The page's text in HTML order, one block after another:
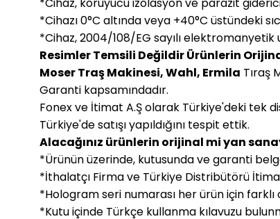
*Cihaz, koruyucu izolâsyon ve parazit
*Cihazı 0°C altında veya +40°C üstündeki
*Cihaz, 2004/108/EG sayılı
Resimler Temsili Değildir Ürünlerin
Moser Traş Makinesi, Wahl, Ermila Tıraş
Garanti kapsamındadır.
Fonex ve İtimat A.Ş olarak Türkiye'deki tek
Türkiye'de satışı yapıldığını tespit ettik.
Alacağınız ürünlerin orijinal mi yan
*Ürünün üzerinde, kutusunda ve garanti
*İthalatçı Firma ve Türkiye Distribütörü
*Hologram seri numarası her ürün için farklı
*Kutu içinde Türkçe kullanma kılavuzu